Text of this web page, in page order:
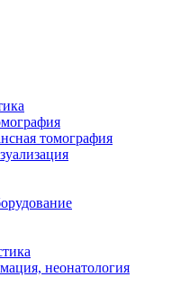
томография
неонатология